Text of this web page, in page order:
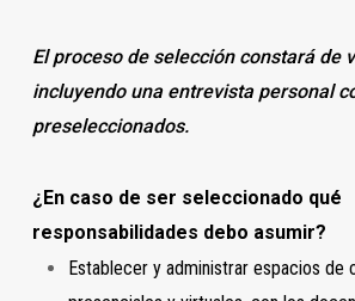
El proceso de selección constará de
incluyendo una entrevista personal
preseleccionados.
¿En caso de ser seleccionado qué
responsabilidades debo asumir?
Establecer y administrar espacios de